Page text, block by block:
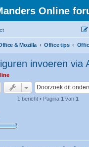
Online
& Mozilla Office tips
invoeren via
1 bericht • Pagina 1 van 1